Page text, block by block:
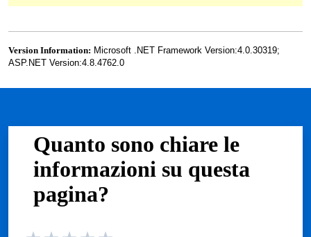
Version Information: Microsoft .NET Framework Version:4.0.30319;
ASP.NET Version:4.8.4762.0
Quanto sono chiare le
informazioni su questa
pagina?